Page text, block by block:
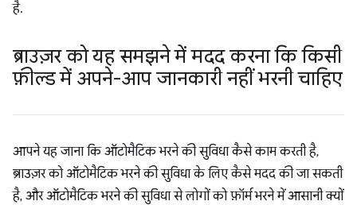
है.
ब्राउज़र को यह समझने में मदद करना कि किसी
फ़ील्ड में अपने-आप जानकारी नहीं भरनी चाहिए
आपने यह जाना कि ऑटोमैटिक भरने की सुविधा कैसे काम करती है,
ब्राउज़र को ऑटोमैटिक भरने की सुविधा के लिए कैसे मदद की जा सकती
है, और ऑटोमैटिक भरने की सुविधा से लोगों को फ़ॉर्म भरने में आसानी क्यों